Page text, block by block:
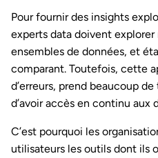
Pour fournir des insights
experts data doivent
ensembles de données, et
comparant. Toutefois, cette
d’erreurs, prend beaucoup
d’avoir accès en continu aux
C’est pourquoi les
utilisateurs les outils dont ils